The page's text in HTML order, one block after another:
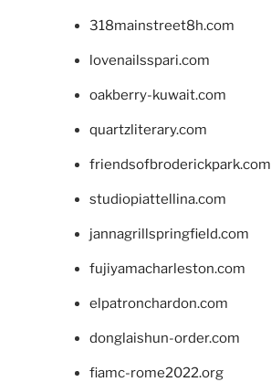
318mainstreet8h.com
lovenailsspari.com
oakberry-kuwait.com
quartzliterary.com
friendsofbroderickpark.com
studiopiattellina.com
jannagrillspringfield.com
fujiyamacharleston.com
elpatronchardon.com
donglaishun-order.com
fiamc-rome2022.org